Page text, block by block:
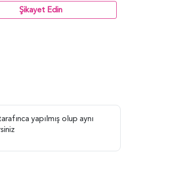
Şikayet Edin
yapılmış olup aynı